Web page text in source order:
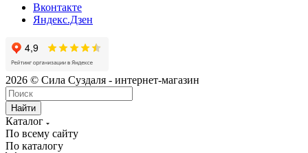
Вконтакте
Яндекс.Дзен
2026 © Сила Суздаля - интернет-магазин
Найти
Каталог
По всему сайту
По каталогу